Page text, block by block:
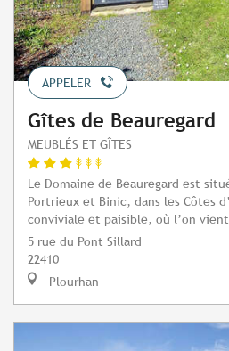
APPELER
Gîtes de Beauregard
MEUBLÉS ET GÎTES
Le Domaine de Beauregard est
Portrieux et Binic, dans les Côtes
conviviale et paisible, où l’on
5 rue du Pont Sillard
22410
Plourhan